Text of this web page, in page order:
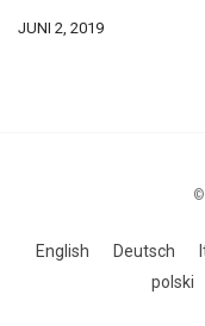
JUNI 2, 2019
©
English Deutsch
polski